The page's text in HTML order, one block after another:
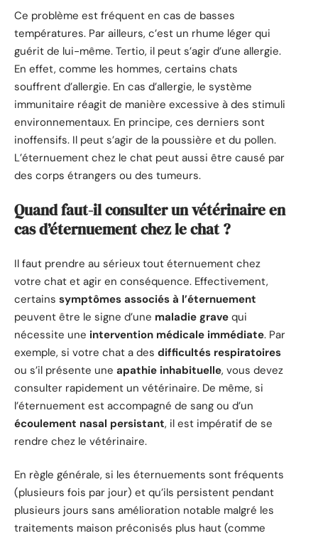
Ce problème est fréquent en cas de basses
températures. Par ailleurs, c’est un rhume léger qui
guérit de lui-même. Tertio, il peut s’agir d’une allergie.
En effet, comme les hommes, certains chats
souffrent d’allergie. En cas d’allergie, le système
immunitaire réagit de manière excessive à des stimuli
environnementaux. En principe, ces derniers sont
inoffensifs. Il peut s’agir de la poussière et du pollen.
L’éternuement chez le chat peut aussi être causé par
des corps étrangers ou des tumeurs.
Quand faut-il consulter un vétérinaire en
cas d’éternuement chez le chat ?
Il faut prendre au sérieux tout éternuement chez
votre chat et agir en conséquence. Effectivement,
certains symptômes associés à l’éternuement
peuvent être le signe d’une maladie grave qui
nécessite une intervention médicale immédiate. Par
exemple, si votre chat a des difficultés respiratoires
ou s’il présente une apathie inhabituelle, vous devez
consulter rapidement un vétérinaire. De même, si
l’éternuement est accompagné de sang ou d’un
écoulement nasal persistant, il est impératif de se
rendre chez le vétérinaire.
En règle générale, si les éternuements sont fréquents
(plusieurs fois par jour) et qu’ils persistent pendant
plusieurs jours sans amélioration notable malgré les
traitements maison préconisés plus haut (comme